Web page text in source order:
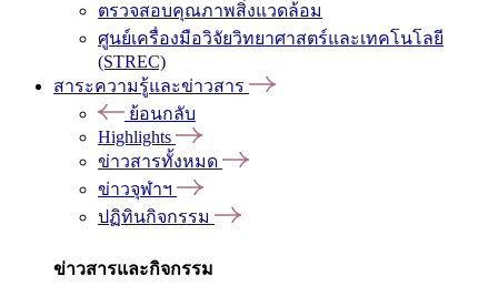
ตรวจสอบคุณภาพสิ่งแวดล้อม
ศูนย์เครื่องมือวิจัยวิทยาศาสตร์และเทคโนโลยี
(STREC)
สาระความรู้และข่าวสาร
ย้อนกลับ
Highlights
ข่าวสารทั้งหมด
ข่าวจุฬาฯ
ปฏิทินกิจกรรม
ข่าวสารและกิจกรรม